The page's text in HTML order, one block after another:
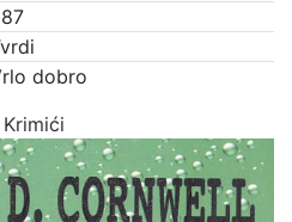
dobro
Krimići